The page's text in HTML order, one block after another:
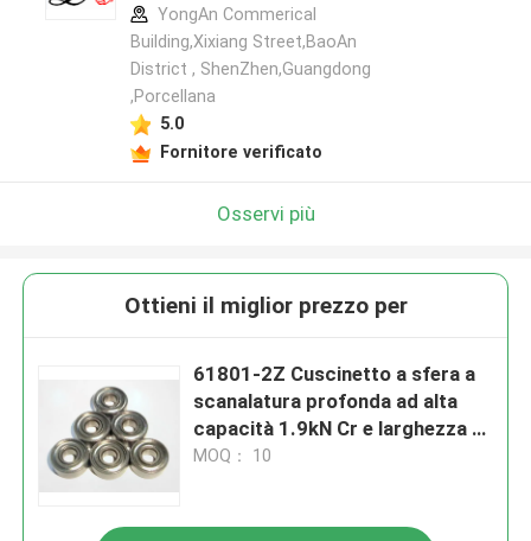
YongAn Commerical
Building,Xixiang Street,BaoAn
District , ShenZhen,Guangdong
,Porcellana
5.0
Fornitore verificato
Osservi più
Ottieni il miglior prezzo per
61801-2Z Cuscinetto a sfera a
scanalatura profonda ad alta
capacità 1.9kN Cr e larghezza 5
mm per macchine
MOQ： 10